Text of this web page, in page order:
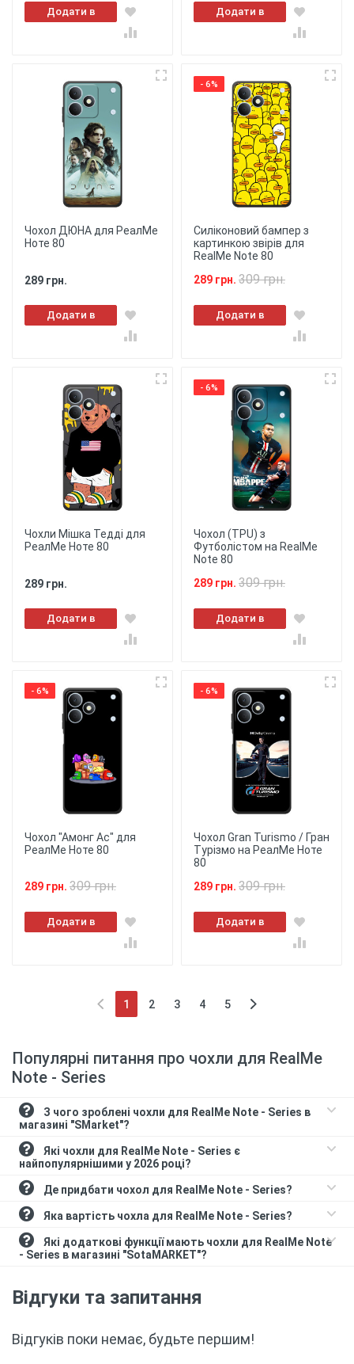
Додати в
кошик
Додати в
кошик
Чохол ДЮНА для РеалМе
Ноте 80
289 грн.
Додати в
кошик
- 6%
Силіконовий бампер з
картинкою звірів для
RealMe Note 80
289 грн. 309 грн.
Додати в
кошик
Чохли Мішка Тедді для
РеалМе Ноте 80
289 грн.
Додати в
кошик
- 6%
Чохол (TPU) з
Футболістом на RealMe
Note 80
289 грн. 309 грн.
Додати в
кошик
- 6%
Чохол "Амонг Ас" для
РеалМе Ноте 80
289 грн. 309 грн.
Додати в
кошик
- 6%
Чохол Gran Turismo / Гран
Турізмо на РеалМе Ноте
80
289 грн. 309 грн.
Додати в
кошик
1
(current)
2 3 4 5
Популярні питання про чохли для RealMe
Note - Series
магазині "SMarket"?
найпопулярнішими у 2026 році?
Де придбати чохол для RealMe Note - Series?
Яка вартість чохла для RealMe Note - Series?
- Series в магазині "SotaMARKET"?
Відгуки та запитання
Відгуків поки немає, будьте першим!